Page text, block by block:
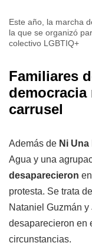
Este año, la marcha
la que se organizó
colectivo LGBTIQ+
Familiares
democracia
carrusel
Además de Ni
Agua y una
desaparecieron
protesta. Se trata
Nataniel Guzmán
desaparecieron en
circunstancias.